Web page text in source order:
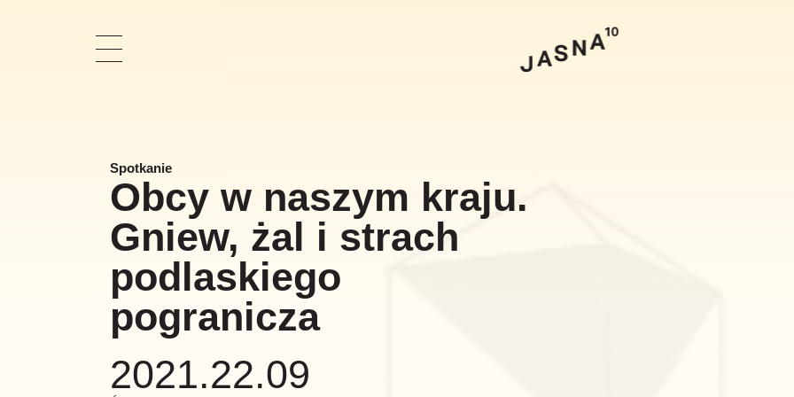
Szukaj
Spotkanie
Obcy w naszym kraju.
Gniew, żal i strach
podlaskiego
pogranicza
2021.22.09